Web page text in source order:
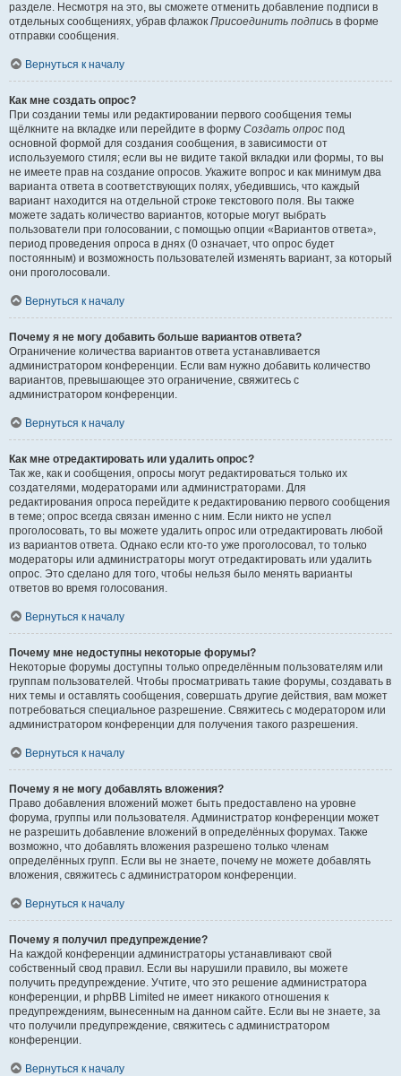
разделе. Несмотря на это, вы сможете отменить добавление подписи в
отдельных сообщениях, убрав флажок Присоединить подпись в форме
отправки сообщения.
Вернуться к началу
Как мне создать опрос?
При создании темы или редактировании первого сообщения темы
щёлкните на вкладке или перейдите в форму Создать опрос под
основной формой для создания сообщения, в зависимости от
используемого стиля; если вы не видите такой вкладки или формы, то вы
не имеете прав на создание опросов. Укажите вопрос и как минимум два
варианта ответа в соответствующих полях, убедившись, что каждый
вариант находится на отдельной строке текстового поля. Вы также
можете задать количество вариантов, которые могут выбрать
пользователи при голосовании, с помощью опции «Вариантов ответа»,
период проведения опроса в днях (0 означает, что опрос будет
постоянным) и возможность пользователей изменять вариант, за который
они проголосовали.
Вернуться к началу
Почему я не могу добавить больше вариантов ответа?
Ограничение количества вариантов ответа устанавливается
администратором конференции. Если вам нужно добавить количество
вариантов, превышающее это ограничение, свяжитесь с
администратором конференции.
Вернуться к началу
Как мне отредактировать или удалить опрос?
Так же, как и сообщения, опросы могут редактироваться только их
создателями, модераторами или администраторами. Для
редактирования опроса перейдите к редактированию первого сообщения
в теме; опрос всегда связан именно с ним. Если никто не успел
проголосовать, то вы можете удалить опрос или отредактировать любой
из вариантов ответа. Однако если кто-то уже проголосовал, то только
модераторы или администраторы могут отредактировать или удалить
опрос. Это сделано для того, чтобы нельзя было менять варианты
ответов во время голосования.
Вернуться к началу
Почему мне недоступны некоторые форумы?
Некоторые форумы доступны только определённым пользователям или
группам пользователей. Чтобы просматривать такие форумы, создавать в
них темы и оставлять сообщения, совершать другие действия, вам может
потребоваться специальное разрешение. Свяжитесь с модератором или
администратором конференции для получения такого разрешения.
Вернуться к началу
Почему я не могу добавлять вложения?
Право добавления вложений может быть предоставлено на уровне
форума, группы или пользователя. Администратор конференции может
не разрешить добавление вложений в определённых форумах. Также
возможно, что добавлять вложения разрешено только членам
определённых групп. Если вы не знаете, почему не можете добавлять
вложения, свяжитесь с администратором конференции.
Вернуться к началу
Почему я получил предупреждение?
На каждой конференции администраторы устанавливают свой
собственный свод правил. Если вы нарушили правило, вы можете
получить предупреждение. Учтите, что это решение администратора
конференции, и phpBB Limited не имеет никакого отношения к
предупреждениям, вынесенным на данном сайте. Если вы не знаете, за
что получили предупреждение, свяжитесь с администратором
конференции.
Вернуться к началу